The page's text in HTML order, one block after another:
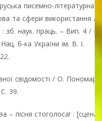
писемно-літературна
та сфери використання /
: зб. наук. праць. – Вип. 4 /
б-ка України ім. В. І.
свідомості / О.
39.
пісня стоголоса! :